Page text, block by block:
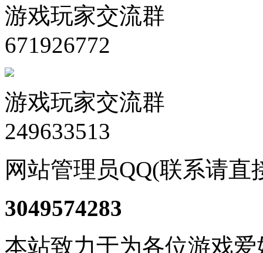
游戏玩家交流群
671926772
游戏玩家交流群
249633513
网站管理员QQ(联系请直
3049574283
本站致力于为各位游戏